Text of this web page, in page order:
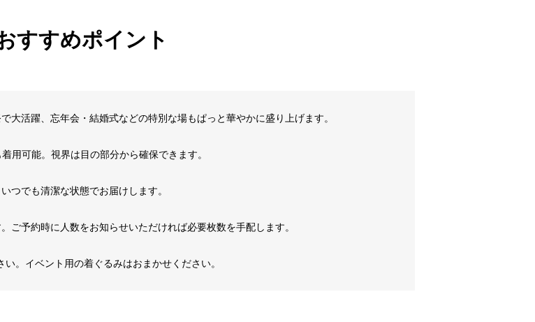
すすめポイント
大活躍、忘年会・結婚式などの特別な場もぱっと華やかに盛り上げます。
用可能。視界は目の部分から確保できます。
つでも清潔な状態でお届けします。
ご予約時に人数をお知らせいただければ必要枚数を手配します。
。イベント用の着ぐるみはおまかせください。